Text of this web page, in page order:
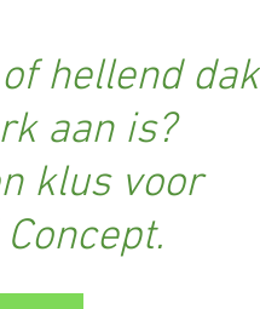
hellend dak
aan is?
klus voor